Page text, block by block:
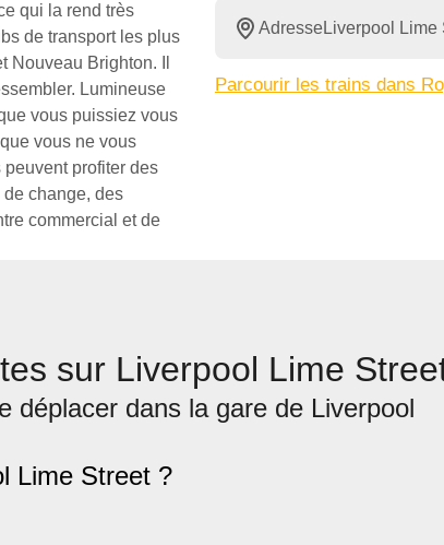
qui la rend très
de transport les plus
Brighton. Il
Lumineuse
vous puissiez vous
vous ne vous
profiter des
change, des
commercial et de
AdresseLiverpool
Parcourir les trains dans
sur Liverpool Lime
déplacer dans la gare de Liverpool
Lime Street ?